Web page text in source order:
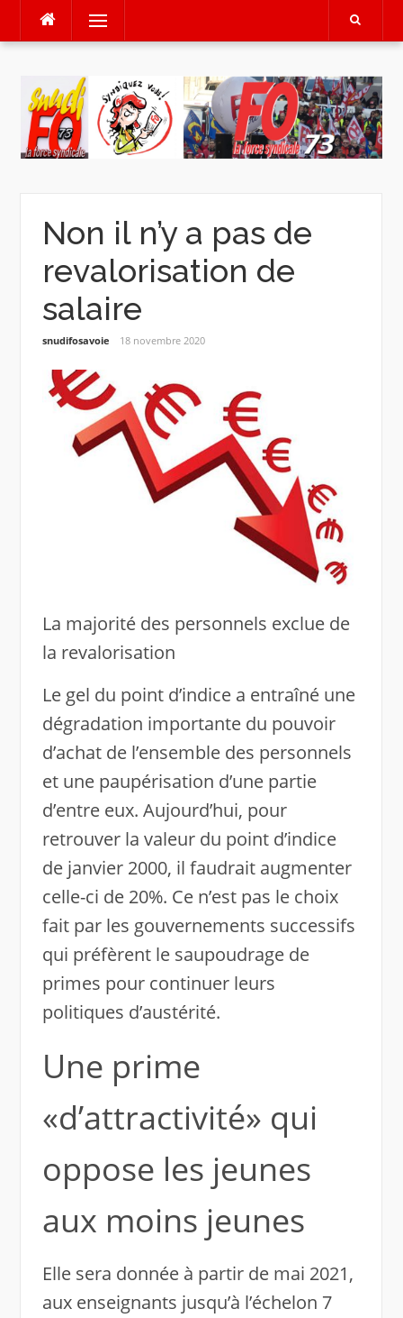
contenu
Menu
Non il n’y a pas de
revalorisation de
salaire
snudifosavoie 18 novembre 2020
La majorité des personnels exclue de
la revalorisation
Le gel du point d’indice a entraîné une
dégradation importante du pouvoir
d’achat de l’ensemble des personnels
et une paupérisation d’une partie
d’entre eux. Aujourd’hui, pour
retrouver la valeur du point d’indice
de janvier 2000, il faudrait augmenter
celle-ci de 20%. Ce n’est pas le choix
fait par les gouvernements successifs
qui préfèrent le saupoudrage de
primes pour continuer leurs
politiques d’austérité.
Une prime
«d’attractivité» qui
oppose les jeunes
aux moins jeunes
Elle sera donnée à partir de mai 2021,
aux enseignants jusqu’à l’échelon 7